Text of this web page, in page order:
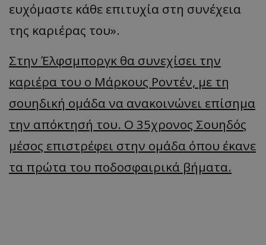
ευχόμαστε κάθε επιτυχία στη συνέχεια
της καριέρας του».
Στην Έλφσμποργκ θα συνεχίσει την
καριέρα του ο Μάρκους Ροντέν, με τη
σουηδική ομάδα να ανακοινώνει επίσημα
την απόκτησή του. Ο 35χρονος Σουηδός
μέσος επιστρέφει στην ομάδα όπου έκανε
τα πρώτα του ποδοσφαιρικά βήματα.